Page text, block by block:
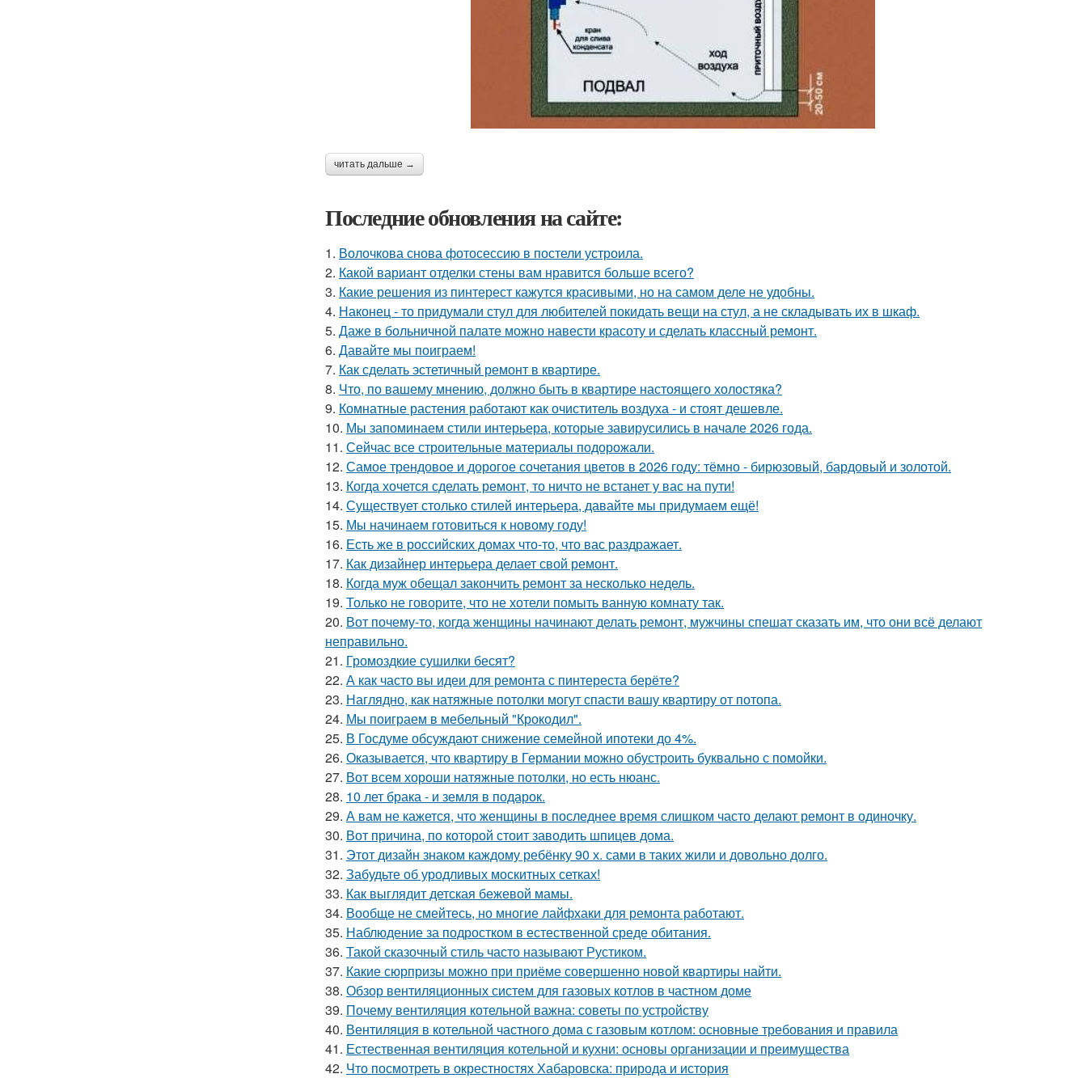
читать дальше →
Последние обновления на сайте:
1. Волочкова снова фотосессию в постели устроила.
2. Какой вариант отделки стены вам нравится больше всего?
3. Какие решения из пинтерест кажутся красивыми, но на самом деле не удобны.
4. Наконец - то придумали стул для любителей покидать вещи на стул, а не складывать их в шкаф.
5. Даже в больничной палате можно навести красоту и сделать классный ремонт.
6. Давайте мы поиграем!
7. Как сделать эстетичный ремонт в квартире.
8. Что, по вашему мнению, должно быть в квартире настоящего холостяка?
9. Комнатные растения работают как очиститель воздуха - и стоят дешевле.
10. Мы запоминаем стили интерьера, которые завирусились в начале 2026 года.
11. Сейчас все строительные материалы подорожали.
12. Самое трендовое и дорогое сочетания цветов в 2026 году: тёмно - бирюзовый, бардовый и золотой.
13. Когда хочется сделать ремонт, то ничто не встанет у вас на пути!
14. Существует столько стилей интерьера, давайте мы придумаем ещё!
15. Мы начинаем готовиться к новому году!
16. Есть же в российских домах что-то, что вас раздражает.
17. Как дизайнер интерьера делает свой ремонт.
18. Когда муж обещал закончить ремонт за несколько недель.
19. Только не говорите, что не хотели помыть ванную комнату так.
20. Вот почему-то, когда женщины начинают делать ремонт, мужчины спешат сказать им, что они всё делают
неправильно.
21. Громоздкие сушилки бесят?
22. А как часто вы идеи для ремонта с пинтереста берёте?
23. Наглядно, как натяжные потолки могут спасти вашу квартиру от потопа.
24. Мы поиграем в мебельный "Крокодил".
25. В Госдуме обсуждают снижение семейной ипотеки до 4%.
26. Оказывается, что квартиру в Германии можно обустроить буквально с помойки.
27. Вот всем хороши натяжные потолки, но есть нюанс.
28. 10 лет брака - и земля в подарок.
29. А вам не кажется, что женщины в последнее время слишком часто делают ремонт в одиночку.
30. Вот причина, по которой стоит заводить шпицев дома.
31. Этот дизайн знаком каждому ребёнку 90 х. сами в таких жили и довольно долго.
32. Забудьте об уродливых москитных сетках!
33. Как выглядит детская бежевой мамы.
34. Вообще не смейтесь, но многие лайфхаки для ремонта работают.
35. Наблюдение за подростком в естественной среде обитания.
36. Такой сказочный стиль часто называют Рустиком.
37. Какие сюрпризы можно при приёме совершенно новой квартиры найти.
38. Обзор вентиляционных систем для газовых котлов в частном доме
39. Почему вентиляция котельной важна: советы по устройству
40. Вентиляция в котельной частного дома с газовым котлом: основные требования и правила
41. Естественная вентиляция котельной и кухни: основы организации и преимущества
42. Что посмотреть в окрестностях Хабаровска: природа и история